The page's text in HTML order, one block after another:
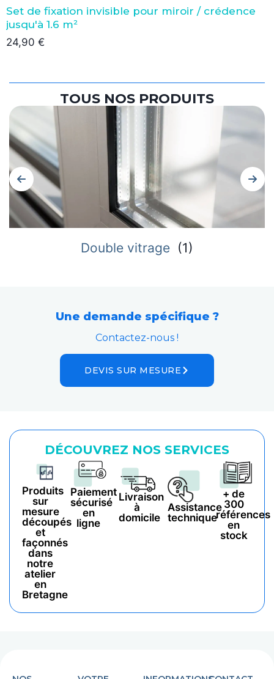
Set de fixation invisible pour miroir / crédence
jusqu'à 1.6 m²
24,90 €
TOUS NOS PRODUITS
Double vitrage (1)
Une demande spécifique ?
Contactez-nous !
DEVIS SUR MESURE
DÉCOUVREZ NOS SERVICES
Produits
sur
mesure
découpés
et
façonnés
dans
notre
atelier
en
Bretagne
Paiement
sécurisé
en
ligne
Livraison
à
domicile
Assistance
technique
+ de
300
références
en
stock